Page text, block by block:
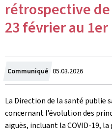
rétrospective
23 février au 1er
Communiqué Crée
le
05.03.2026
La Direction de la santé publie
concernant l’évolution des
aiguës, incluant la COVID-19,